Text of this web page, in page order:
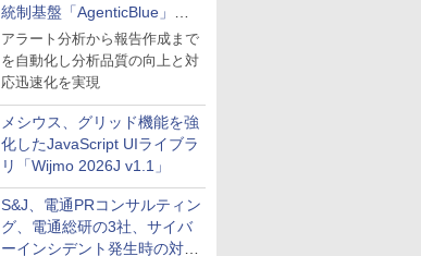
統制基盤「AgenticBlue」を
導入
アラート分析から報告作成まで
を自動化し分析品質の向上と対
応迅速化を実現
メシウス、グリッド機能を強
化したJavaScript UIライブラ
リ「Wijmo 2026J v1.1」
S&J、電通PRコンサルティン
グ、電通総研の3社、サイバ
ーインシデント発生時の対応